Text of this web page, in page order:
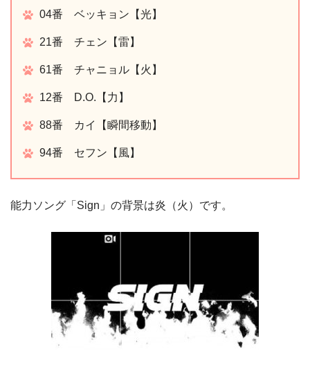
04番 ベッキョン【光】
21番 チェン【雷】
61番 チャニョル【火】
12番 D.O.【力】
88番 カイ【瞬間移動】
94番 セフン【風】
能力ソング「Sign」の背景は炎（火）です。